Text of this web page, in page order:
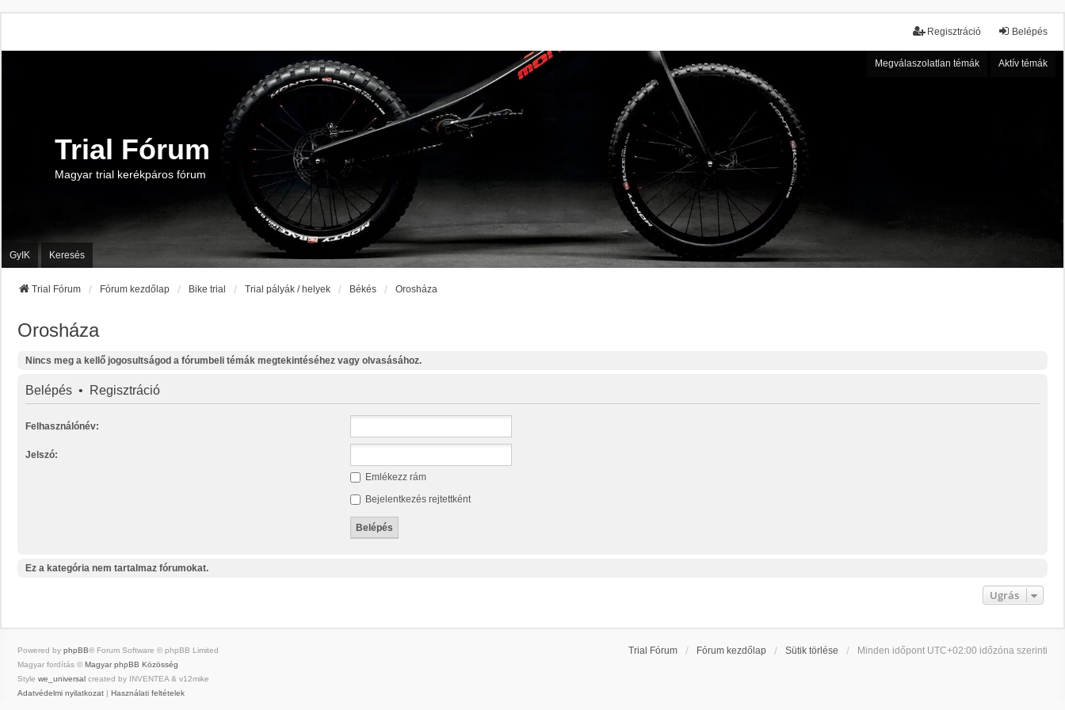
Belépés
Regisztráció
Megválaszolatlan témák Aktív témák
Trial Fórum
Magyar trial kerékpáros fórum
GyIK Keresés
Trial Fórum Fórum kezdőlap Bike trial Trial pályák / helyek Békés Orosháza
Orosháza
Nincs meg a kellő jogosultságod a fórumbeli témák megtekintéséhez vagy olvasásához.
Belépés • Regisztráció
Felhasználónév:
Jelszó:
Emlékezz rám
Bejelentkezés rejtettként
Ez a kategória nem tartalmaz fórumokat.
Ugrás
Trial Fórum Fórum kezdőlap Sütik törlése Minden időpont UTC+02:00 időzóna szerinti
Powered by phpBB® Forum Software © phpBB Limited
Magyar fordítás © Magyar phpBB Közösség
Style we_universal created by INVENTEA & v12mike
Adatvédelmi nyilatkozat
Használati feltételek